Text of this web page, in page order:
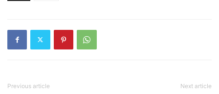
Previous article Next article